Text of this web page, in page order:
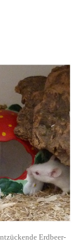
Erdbeer-